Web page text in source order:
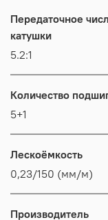
Передаточное
катушки
5.2:1
Количество
5+1
Лескоёмкость
0,23/150 (мм/м)
Производитель